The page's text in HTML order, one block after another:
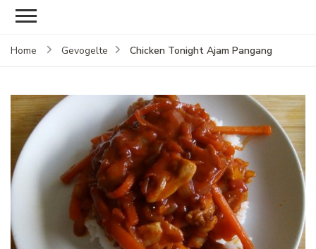
Home Gevogelte Chicken Tonight Ajam Pangang